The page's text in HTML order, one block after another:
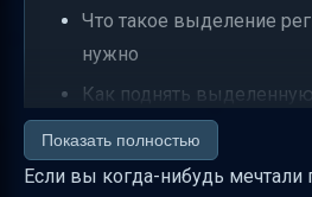
Что такое выделение
нужно
Как поднять
Расширение и сужение
поднятием
Показать полностью
Если вы когда-нибудь мечтали